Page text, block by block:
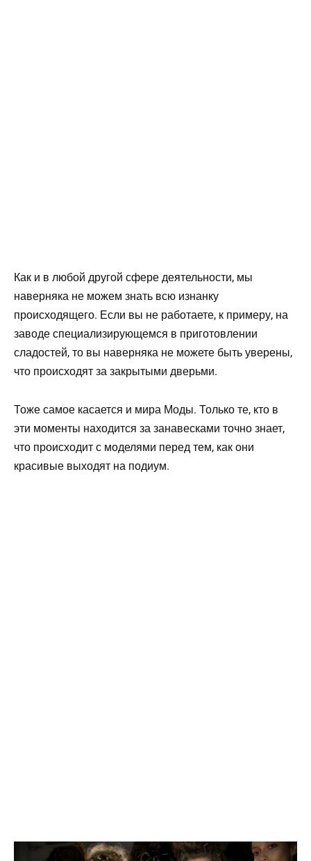
Как и в любой другой сфере деятельности, мы
наверняка не можем знать всю изнанку
происходящего. Если вы не работаете, к примеру, на
заводе специализирующемся в приготовлении
сладостей, то вы наверняка не можете быть уверены,
что происходят за закрытыми дверьми.
Тоже самое касается и мира Моды. Только те, кто в
эти моменты находится за занавесками точно знает,
что происходит с моделями перед тем, как они
красивые выходят на подиум.